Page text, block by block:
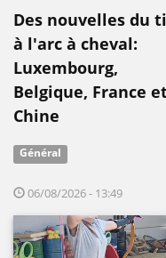
Des nouvelles du
à l'arc à cheval:
Luxembourg,
Belgique, France
Chine
Général
06/08/2026 - 13:49